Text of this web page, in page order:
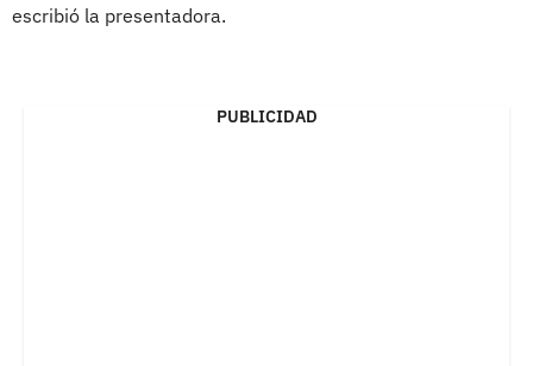
escribió la presentadora.
PUBLICIDAD